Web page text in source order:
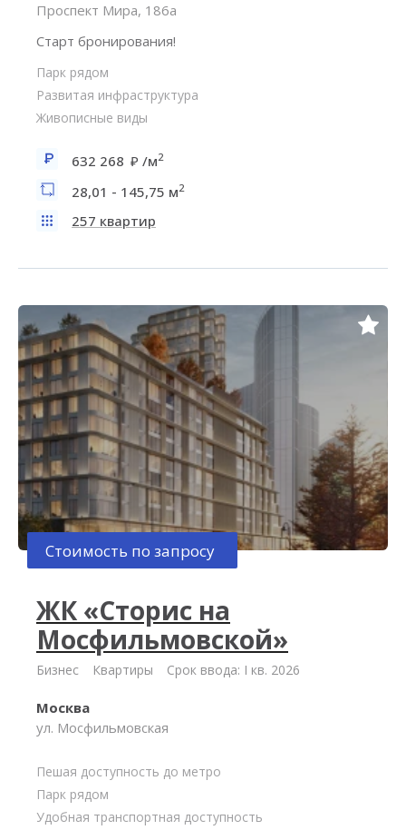
Проспект Мира, 186а
Старт бронирования!
Парк рядом
Развитая инфраструктура
Живописные виды
632 268 /м2
28,01 - 145,75 м2
257 квартир
Стоимость по запросу
ЖК «Сторис на
Мосфильмовской»
Бизнес Квартиры Срок ввода: I кв. 2026
Москва
ул. Мосфильмовская
Пешая доступность до метро
Парк рядом
Удобная транспортная доступность